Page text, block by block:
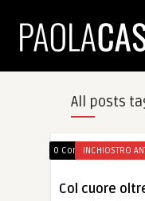
All posts
0 Comments
INCHIOSTRO
Col cuore